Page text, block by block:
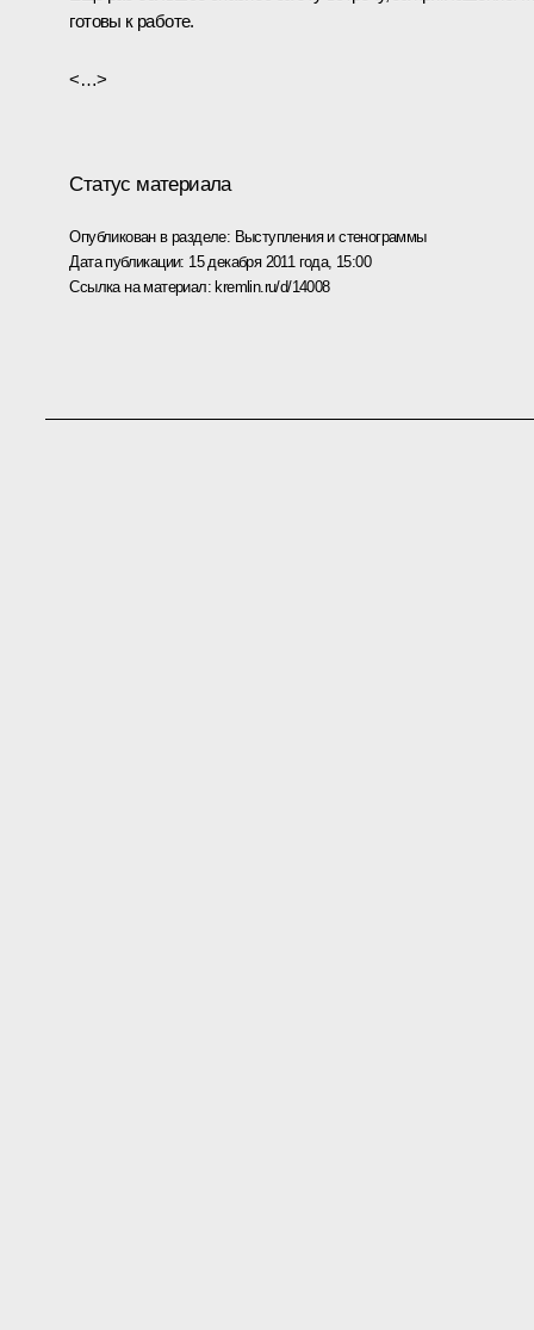
готовы к работе.
<…>
Статус материала
Опубликован в разделе: Выступления и стенограммы
Дата публикации: 15 декабря 2011 года, 15:00
Ссылка на материал:kremlin.ru/d/14008